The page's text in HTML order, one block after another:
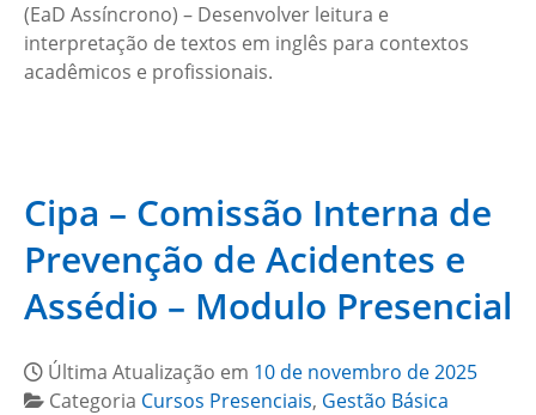
(EaD Assíncrono) – Desenvolver leitura e
interpretação de textos em inglês para contextos
acadêmicos e profissionais.
Cipa – Comissão Interna de
Prevenção de Acidentes e
Assédio – Modulo Presencial
Última Atualização em 10 de novembro de 2025
Categoria Cursos Presenciais, Gestão Básica